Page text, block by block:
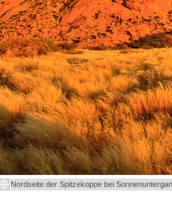
Nordseite der Spitzekoppe bei